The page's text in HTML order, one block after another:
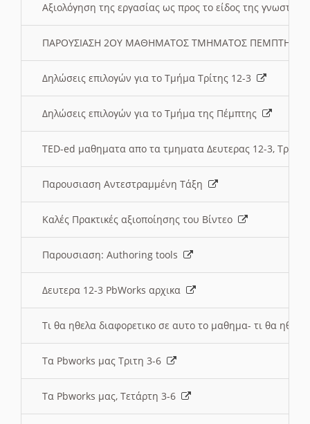
Αξιολόγηση της εργασίας ως προς το είδος της
ΠΑΡΟΥΣΙΑΣΗ 2ΟΥ ΜΑΘΗΜΑΤΟΣ ΤΜΗΜΑΤΟΣ
Δηλώσεις επιλογών για το Τμήμα Τρίτης 12-3
Δηλώσεις επιλογών για το Τμήμα της Πέμπτης
TED-ed μαθηματα απο τα τμηματα Δευτερας 12-3,
Παρουσιαση Αντεστραμμένη Τάξη
Καλές Πρακτικές αξιοποίησης του Βίντεο
Παρουσιαση: Authoring tools
Δευτερα 12-3 PbWorks αρχικα
Τι θα ηθελα διαφορετικο σε αυτο το μαθημα- τι θα
Τα Pbworks μας Τριτη 3-6
Τα Pbworks μας, Τετάρτη 3-6